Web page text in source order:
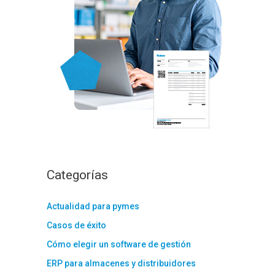
Categorías
Actualidad para pymes
Casos de éxito
Cómo elegir un software de gestión
ERP para almacenes y distribuidores